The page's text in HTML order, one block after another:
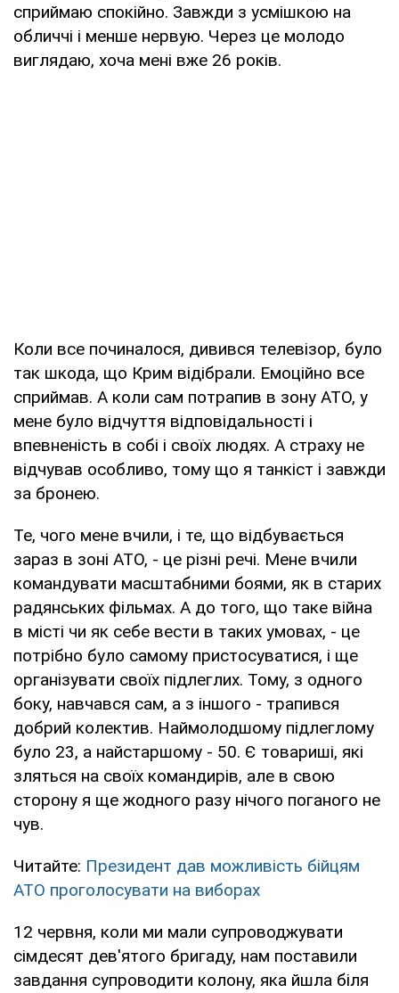
сприймаю спокійно. Завжди з усмішкою на
обличчі і менше нервую. Через це молодо
виглядаю, хоча мені вже 26 років.
Коли все починалося, дивився телевізор, було
так шкода, що Крим відібрали. Емоційно все
сприймав. А коли сам потрапив в зону АТО, у
мене було відчуття відповідальності і
впевненість в собі і своїх людях. А страху не
відчував особливо, тому що я танкіст і завжди
за бронею.
Те, чого мене вчили, і те, що відбувається
зараз в зоні АТО, - це різні речі. Мене вчили
командувати масштабними боями, як в старих
радянських фільмах. А до того, що таке війна
в місті чи як себе вести в таких умовах, - це
потрібно було самому пристосуватися, і ще
організувати своїх підлеглих. Тому, з одного
боку, навчався сам, а з іншого - трапився
добрий колектив. Наймолодшому підлеглому
було 23, а найстаршому - 50. Є товариші, які
зляться на своїх командирів, але в свою
сторону я ще жодного разу нічого поганого не
чув.
Читайте: Президент дав можливість бійцям
АТО проголосувати на виборах
12 червня, коли ми мали супроводжувати
сімдесят дев'ятого бригаду, нам поставили
завдання супроводити колону, яка йшла біля